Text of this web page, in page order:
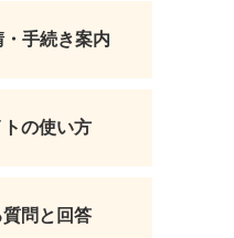
手続き案内
の使い方
問と回答